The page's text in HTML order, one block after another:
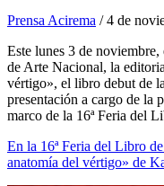
Prensa Acirema /4 de
Este lunes 3 de
de Arte Nacional, la
vértigo», el libro debut de
presentación a cargo de la
marco de la 16ª Feria del
En la 16ª Feria del Libro
anatomía del vértigo» de